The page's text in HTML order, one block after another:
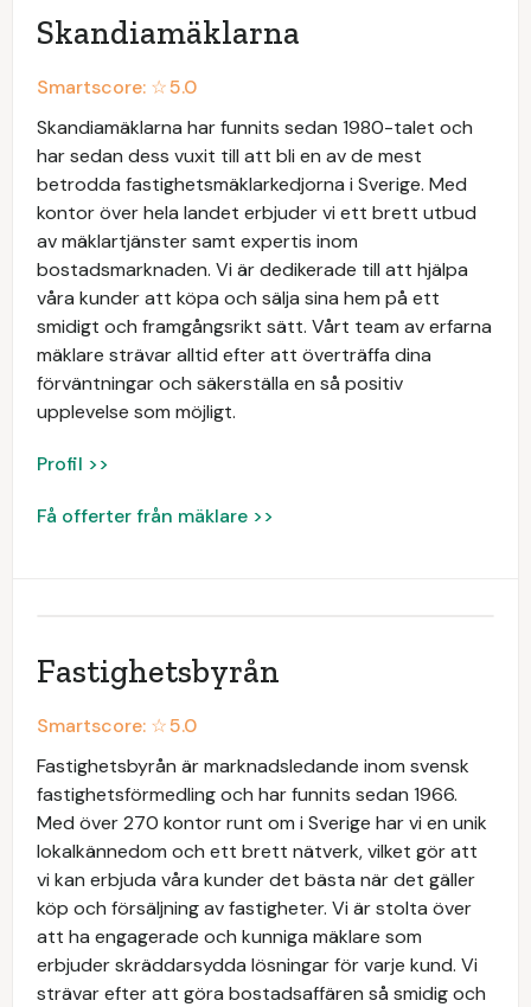
Skandiamäklarna
Smartscore: ☆5.0
Skandiamäklarna har funnits sedan 1980-talet och
har sedan dess vuxit till att bli en av de mest
betrodda fastighetsmäklarkedjorna i Sverige. Med
kontor över hela landet erbjuder vi ett brett utbud
av mäklartjänster samt expertis inom
bostadsmarknaden. Vi är dedikerade till att hjälpa
våra kunder att köpa och sälja sina hem på ett
smidigt och framgångsrikt sätt. Vårt team av erfarna
mäklare strävar alltid efter att överträffa dina
förväntningar och säkerställa en så positiv
upplevelse som möjligt.
Profil >>
Få offerter från mäklare >>
Fastighetsbyrån
Smartscore: ☆5.0
Fastighetsbyrån är marknadsledande inom svensk
fastighetsförmedling och har funnits sedan 1966.
Med över 270 kontor runt om i Sverige har vi en unik
lokalkännedom och ett brett nätverk, vilket gör att
vi kan erbjuda våra kunder det bästa när det gäller
köp och försäljning av fastigheter. Vi är stolta över
att ha engagerade och kunniga mäklare som
erbjuder skräddarsydda lösningar för varje kund. Vi
strävar efter att göra bostadsaffären så smidig och